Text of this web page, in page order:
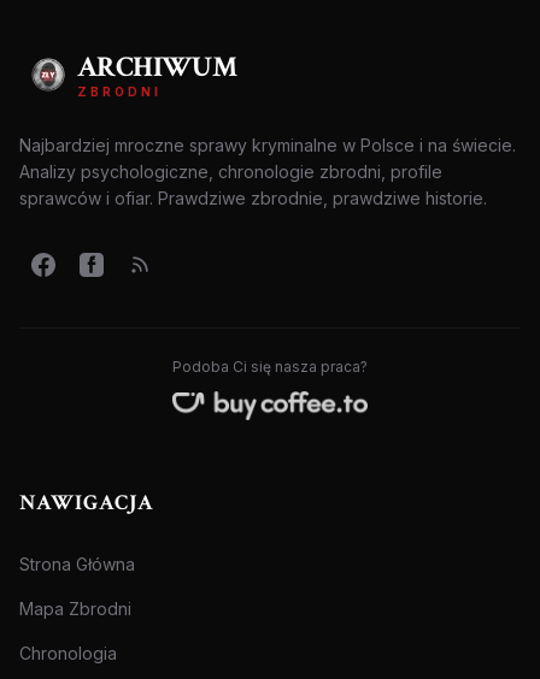
ARCHIWUM
ZBRODNI
Najbardziej mroczne sprawy kryminalne w Polsce i na świecie.
Analizy psychologiczne, chronologie zbrodni, profile
sprawców i ofiar. Prawdziwe zbrodnie, prawdziwe historie.
Podoba Ci się nasza praca?
NAWIGACJA
Strona Główna
Mapa Zbrodni
Chronologia